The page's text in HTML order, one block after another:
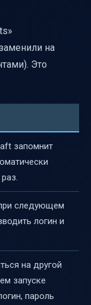
на
Это
запомнит
следующем
логин и
на другой
запуске
пароль